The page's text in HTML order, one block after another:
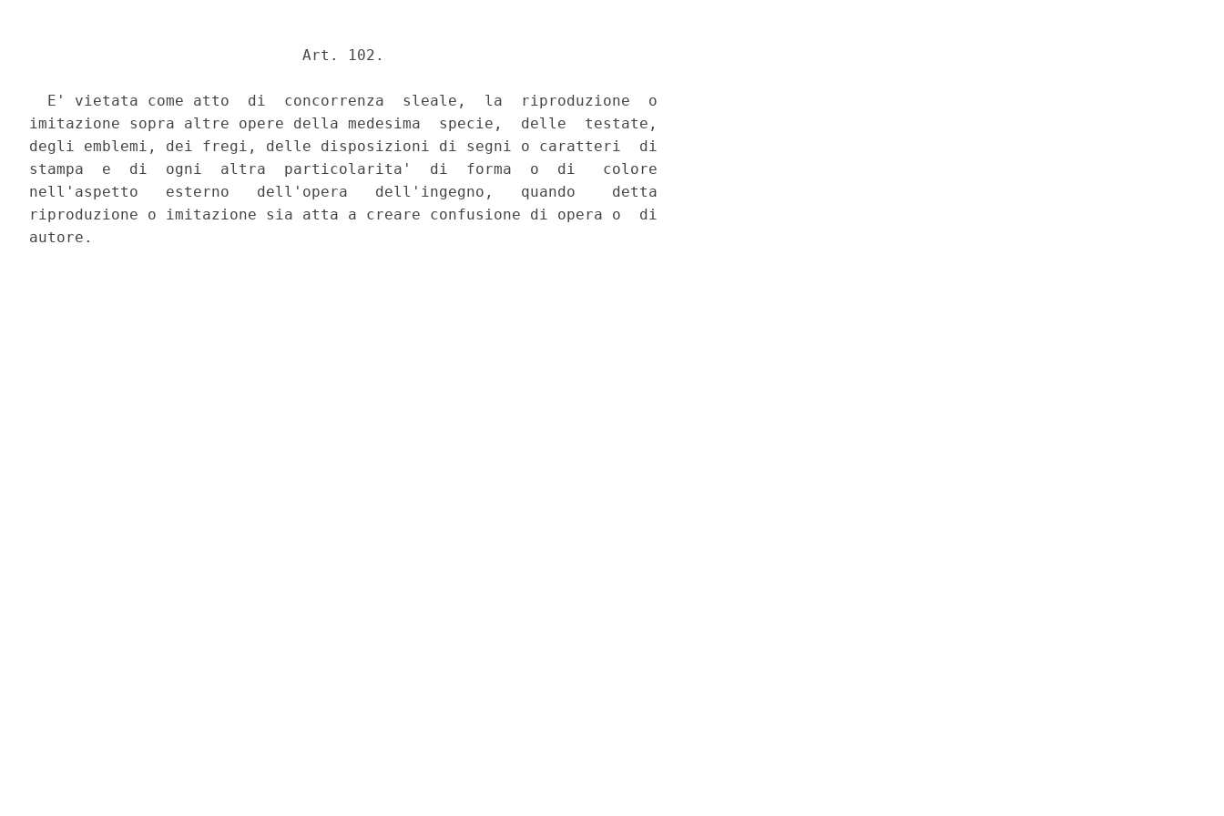
                              Art. 102.
  E' vietata come atto  di  concorrenza  sleale,  la  riproduzione  o
imitazione sopra altre opere della medesima  specie,  delle  testate,
degli emblemi, dei fregi, delle disposizioni di segni o caratteri  di
stampa  e  di  ogni  altra  particolarita'  di  forma  o  di   colore
nell'aspetto   esterno   dell'opera   dell'ingegno,   quando    detta
riproduzione o imitazione sia atta a creare confusione di opera o  di